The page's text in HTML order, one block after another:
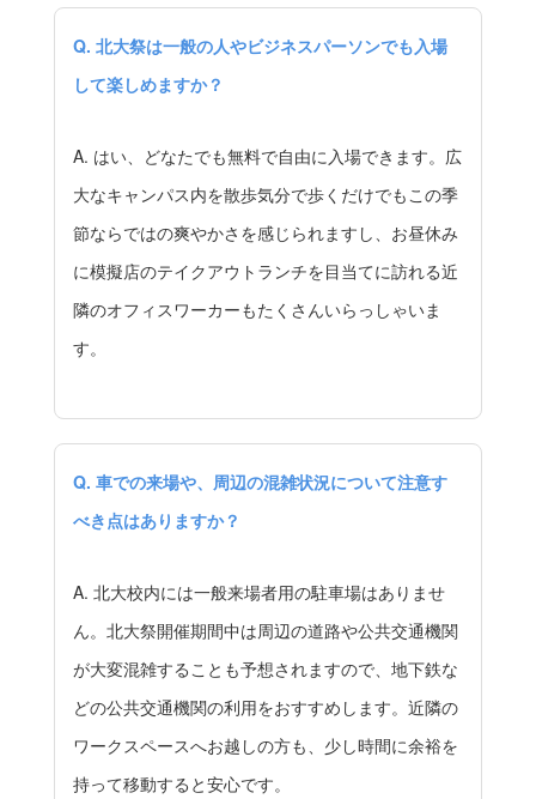
Q. 北大祭は一般の人やビジネスパーソンでも入場
して楽しめますか？
A. はい、どなたでも無料で自由に入場できます。広
大なキャンパス内を散歩気分で歩くだけでもこの季
節ならではの爽やかさを感じられますし、お昼休み
に模擬店のテイクアウトランチを目当てに訪れる近
隣のオフィスワーカーもたくさんいらっしゃいま
す。
Q. 車での来場や、周辺の混雑状況について注意す
べき点はありますか？
A. 北大校内には一般来場者用の駐車場はありませ
ん。北大祭開催期間中は周辺の道路や公共交通機関
が大変混雑することも予想されますので、地下鉄な
どの公共交通機関の利用をおすすめします。近隣の
ワークスペースへお越しの方も、少し時間に余裕を
持って移動すると安心です。